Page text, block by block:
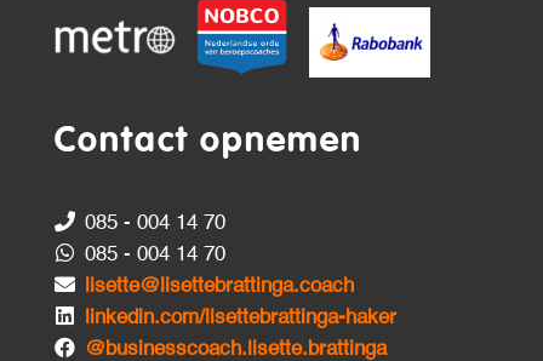
Contact opnemen
085 - 004 14 70
085 - 004 14 70
lisette@lisettebrattinga.coach
linkedin.com/lisettebrattinga-haker
@businesscoach.lisette.brattinga